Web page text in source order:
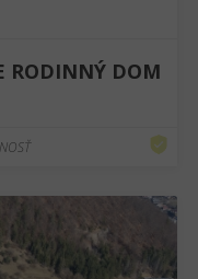
RODINNÝ DOM